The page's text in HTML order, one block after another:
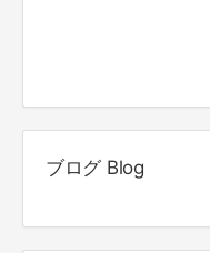
ブログ Blog